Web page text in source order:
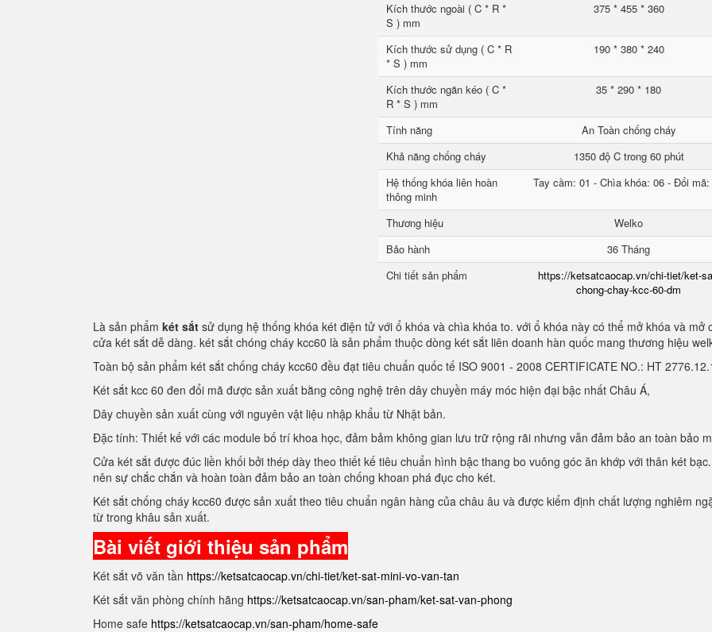
Kích thước ngoài ( C * R *
S ) mm
375 * 455 * 360
Kích thước sử dụng ( C * R
* S ) mm
190 * 380 * 240
Kích thước ngăn kéo ( C *
R * S ) mm
35 * 290 * 180
Tính năng
An Toàn chống cháy
Khả năng chống cháy
1350 độ C trong 60 phút
Hệ thống khóa liên hoàn
thông minh
Tay cầm: 01 - Chìa khóa: 06 - Đổi
Thương hiệu
Welko
Bảo hành
36 Tháng
Chi tiết sản phẩm
https://ketsatcaocap.vn/chi-tiet/ket-
chong-chay-kcc-60-dm
Là sản phẩm két sắt sử dụng hệ thống khóa két điện tử với ổ khóa và chìa khóa to. với ổ khóa này có thể mở khóa và mở
cửa két sắt dễ dàng. két sắt chóng cháy kcc60 là sản phẩm thuộc dòng két sắt liên doanh hàn quốc mang thương hiệu
Toàn bộ sản phẩm két sắt chống cháy kcc60 đều đạt tiêu chuẩn quốc tế ISO 9001 - 2008 CERTIFICATE NO.: HT
Két sắt kcc 60 đen đổi mã được sản xuất bằng công nghệ trên dây chuyền máy móc hiện đại bậc nhất Châu Á,
Dây chuyền sản xuất cùng với nguyên vật liệu nhập khẩu từ Nhật bản.
Đặc tính: Thiết kế với các module bố trí khoa học, đảm bảm không gian lưu trữ rộng rãi nhưng vẫn đảm bảo an toàn bảo
Cửa két sắt được đúc liền khối bởi thép dày theo thiết kế tiêu chuẩn hình bậc thang bo vuông góc ăn khớp với thân két
nên sự chắc chắn và hoàn toàn đảm bảo an toàn chống khoan phá đục cho két.
Két sắt chống cháy kcc60 được sản xuất theo tiêu chuẩn ngân hàng của châu âu và được kiểm định chất lượng nghiêm
từ trong khâu sản xuất.
Bài viết giới thiệu sản phẩm
Két sắt võ văn tần https://ketsatcaocap.vn/chi-tiet/ket-sat-mini-vo-van-tan
Két sắt văn phòng chính hãng https://ketsatcaocap.vn/san-pham/ket-sat-van-phong
Home safe https://ketsatcaocap.vn/san-pham/home-safe